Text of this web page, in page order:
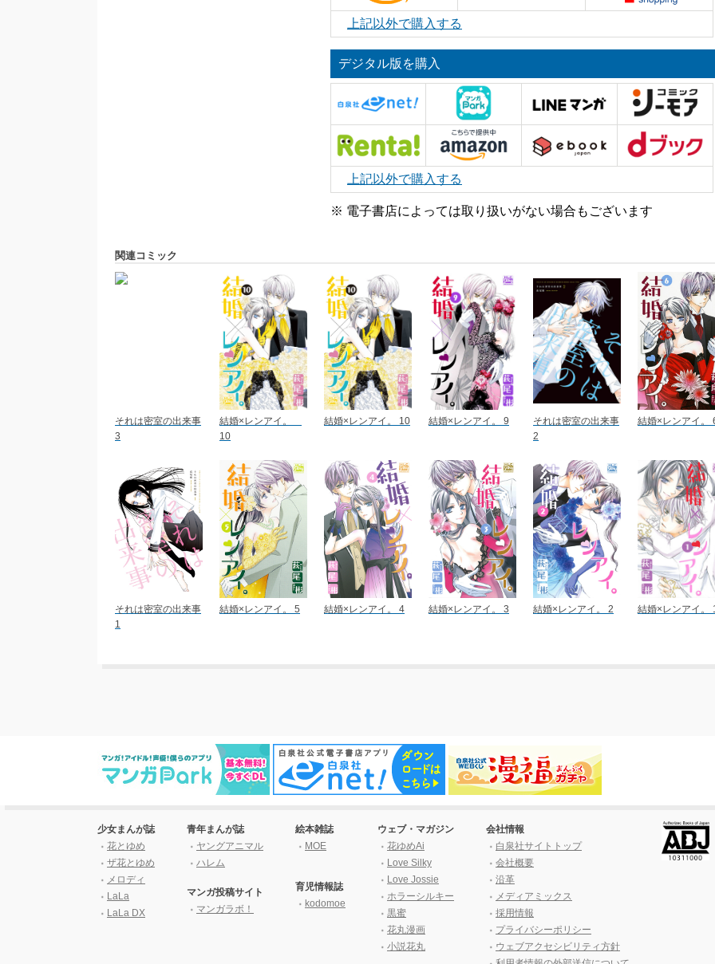
上記以外で購入する
デジタル版を購入
上記以外で購入する
※ 電子書店によっては取り扱いがない場合もございます
関連コミック
それは密室の出来事
3
結婚×レンアイ。
10
結婚×レンアイ。 10 結婚×レンアイ。 9
それは密室の出来事
2
結婚×レンアイ。
それは密室の出来事
1
結婚×レンアイ。 5 結婚×レンアイ。 4 結婚×レンアイ。 3 結婚×レンアイ。 2 結婚×レンアイ。
少女まんが誌
花とゆめ
ザ花とゆめ
メロディ
LaLa
LaLa DX
青年まんが誌
ヤングアニマル
ハレム
マンガ投稿サイト
マンガラボ！
絵本雑誌
MOE
育児情報誌
kodomoe
ウェブ・マガジン
花ゆめAi
Love Silky
Love Jossie
ホラーシルキー
黒蜜
花丸漫画
小説花丸
会社情報
白泉社サイトトップ
会社概要
沿革
メディアミックス
採用情報
プライバシーポリシー
ウェブアクセシビリティ方針